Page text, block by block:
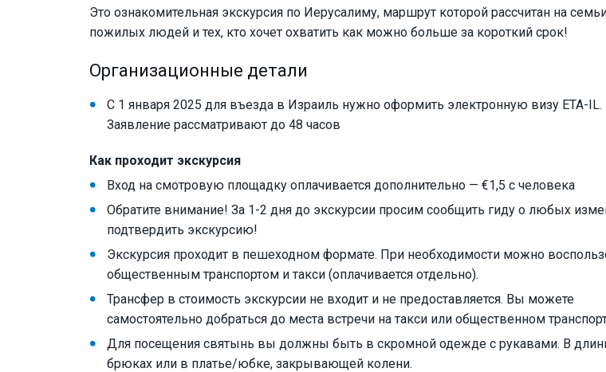
Это ознакомительная экскурсия по Иерусалиму, маршрут которой рассчитан на
пожилых людей и тех, кто хочет охватить как можно больше за короткий срок!
Организационные детали
С 1 января 2025 для въезда в Израиль нужно оформить электронную визу ETA-IL.
Заявление рассматривают до 48 часов
Как проходит экскурсия
Вход на смотровую площадку оплачивается дополнительно — €1,5 с человека
Обратите внимание! За 1-2 дня до экскурсии просим сообщить гиду о любых
подтвердить экскурсию!
Экскурсия проходит в пешеходном формате. При необходимости можно
общественным транспортом и такси (оплачивается отдельно).
Трансфер в стоимость экскурсии не входит и не предоставляется. Вы можете
самостоятельно добраться до места встречи на такси или общественном
Для посещения святынь вы должны быть в скромной одежде с рукавами. В
брюках или в платье/юбке, закрывающей колени.